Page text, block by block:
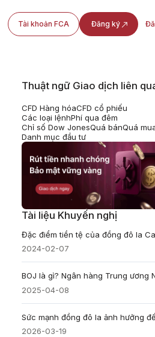
Tài khoản FCA Đăng ký
Thuật ngữ Giao dịch liên
CFD Hàng hóaCFD cổ phiếu
Các loại lệnhPhí qua đêm
Chỉ số Dow JonesQuá bánQuá
Danh mục đầu tư
Tài liệu Khuyến nghị
2024-02-07
2025-04-08
2026-03-19